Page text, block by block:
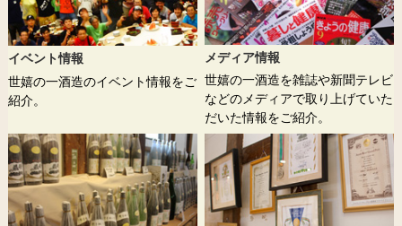
イベント情報
世嬉の一酒造のイベント情報をご
紹介。
メディア情報
世嬉の一酒造を雑誌や新聞テレビ
などのメディアで取り上げていた
だいた情報をご紹介。